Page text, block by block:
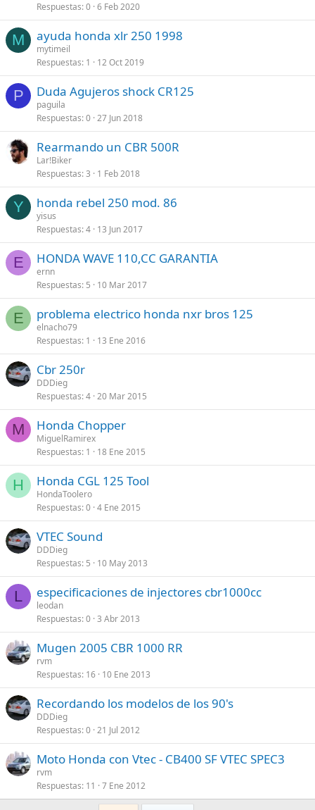
Respuestas 0 6 Feb 2020
M ayuda honda xlr 250 1998
mytimeil
Respuestas 1 12 Oct 2019
P Duda Agujeros shock CR125
paguila
Respuestas 0 27 Jun 2018
Rearmando un CBR 500R
Lar!Biker
Respuestas 3 1 Feb 2018
Y honda rebel 250 mod. 86
yisus
Respuestas 4 13 Jun 2017
E HONDA WAVE 110,CC GARANTIA
ernn
Respuestas 5 10 Mar 2017
E problema electrico honda nxr bros 125
elnacho79
Respuestas 1 13 Ene 2016
Cbr 250r
DDDieg
Respuestas 4 20 Mar 2015
M Honda Chopper
MiguelRamirex
Respuestas 1 18 Ene 2015
H Honda CGL 125 Tool
HondaToolero
Respuestas 0 4 Ene 2015
VTEC Sound
DDDieg
Respuestas 5 10 May 2013
L especificaciones de injectores cbr1000cc
leodan
Respuestas 0 3 Abr 2013
Mugen 2005 CBR 1000 RR
rvm
Respuestas 16 10 Ene 2013
Recordando los modelos de los 90's
DDDieg
Respuestas 0 21 Jul 2012
Moto Honda con Vtec - CB400 SF VTEC SPEC3
rvm
Respuestas 11 7 Ene 2012